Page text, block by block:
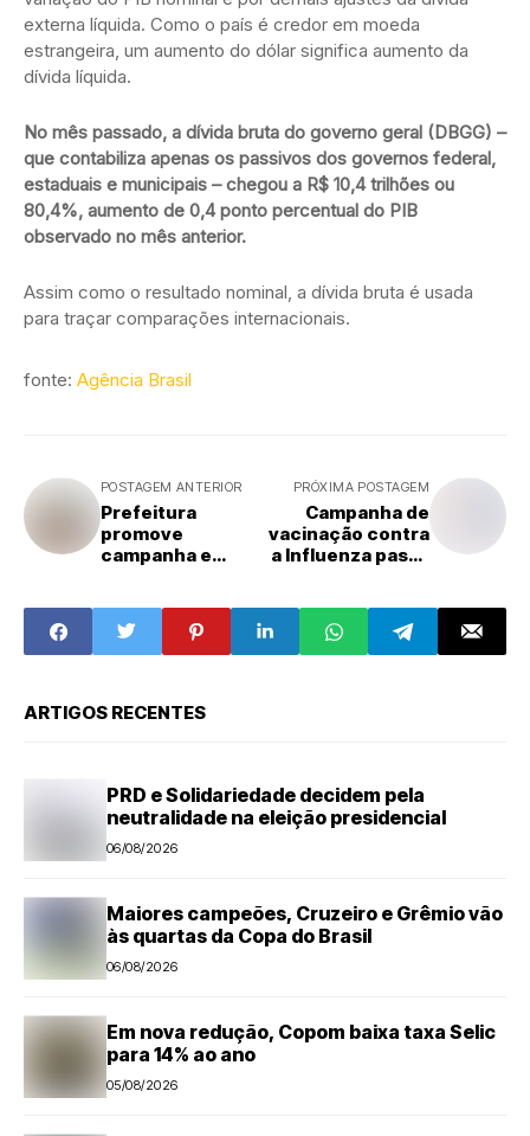
externa líquida. Como o país é credor em moeda
estrangeira, um aumento do dólar significa aumento da
dívida líquida.
No mês passado, a dívida bruta do governo geral (DBGG) –
que contabiliza apenas os passivos dos governos federal,
estaduais e municipais – chegou a R$ 10,4 trilhões ou
80,4%, aumento de 0,4 ponto percentual do PIB
observado no mês anterior.
Assim como o resultado nominal, a dívida bruta é usada
para traçar comparações internacionais.
fonte: Agência Brasil
POSTAGEM ANTERIOR
Prefeitura
promove
campanha e
no ambiente de
trabalho
PRÓXIMA POSTAGEM
Campanha de
vacinação contra
a Influenza passa
desta segunda-
feira
ARTIGOS RECENTES
PRD e Solidariedade decidem pela
neutralidade na eleição presidencial
06/08/2026
Maiores campeões, Cruzeiro e Grêmio vão
às quartas da Copa do Brasil
06/08/2026
Em nova redução, Copom baixa taxa Selic
para 14% ao ano
05/08/2026